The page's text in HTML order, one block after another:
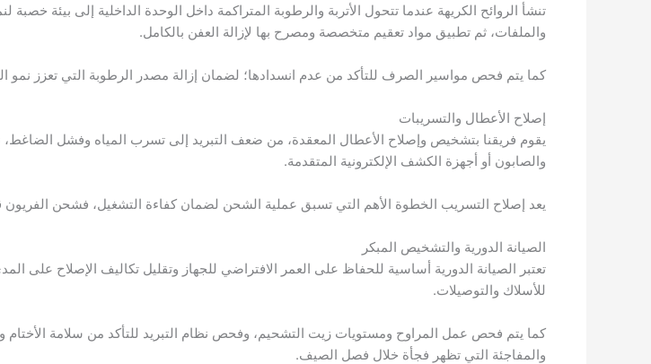
تنشأ الروائح الكريهة عندما تتحول الأتربة والرطوبة المتراكمة داخل الوحدة الداخلية إلى بيئة
والملفات، ثم تطبيق مواد تعقيم متخصصة ومصرح بها لإزالة العفن بالكامل.
كما يتم فحص مواسير الصرف للتأكد من عدم انسدادها؛ لضمان إزالة مصدر الرطوبة التي تعزز نمو
إصلاح الأعطال والتسريبات
يقوم فريقنا بتشخيص وإصلاح الأعطال المعقدة، من ضعف التبريد إلى تسرب المياه وفشل
والصابون أو أجهزة الكشف الإلكترونية المتقدمة.
يعد إصلاح التسريب الخطوة الأهم التي تسبق عملية الشحن لضمان كفاءة التشغيل، فشحن الفريون
الصيانة الدورية والتشخيص المبكر
تعتبر الصيانة الدورية أساسية للحفاظ على العمر الافتراضي للجهاز وتقليل تكاليف الإصلاح على
للأسلاك والتوصيلات.
كما يتم فحص عمل المراوح ومستويات زيت التشحيم، وفحص نظام التبريد للتأكد من سلامة الأختام
والمفاجئة التي تظهر فجأة خلال فصل الصيف.